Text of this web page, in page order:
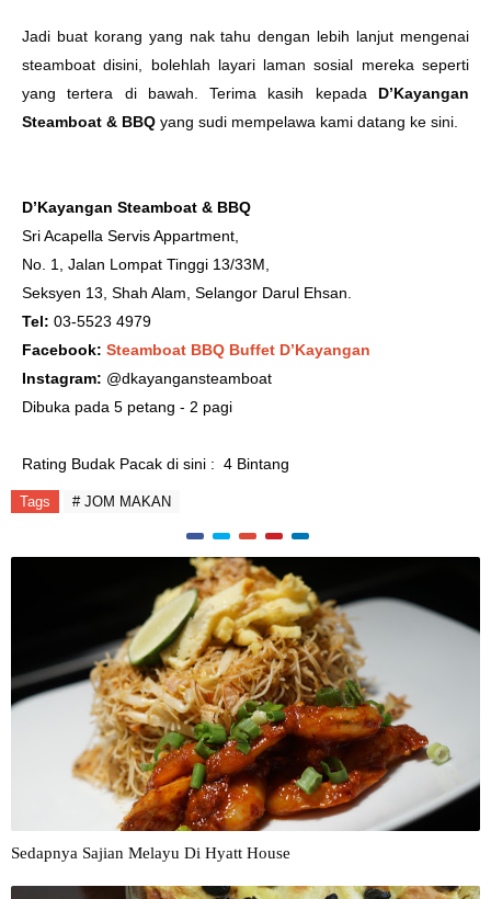
Jadi buat korang yang nak tahu dengan lebih lanjut mengenai
steamboat disini, bolehlah layari laman sosial mereka seperti
yang tertera di bawah. Terima kasih kepada D’Kayangan
Steamboat & BBQ yang sudi mempelawa kami datang ke sini.
D’Kayangan Steamboat & BBQ
Sri Acapella Servis Appartment,
No. 1, Jalan Lompat Tinggi 13/33M,
Seksyen 13, Shah Alam, Selangor Darul Ehsan.
Tel: 03-5523 4979
Facebook: Steamboat BBQ Buffet D’Kayangan
Instagram: @dkayangansteamboat
Dibuka pada 5 petang - 2 pagi
Rating Budak Pacak di sini : 4 Bintang
Tags # JOM MAKAN
Sedapnya Sajian Melayu Di Hyatt House